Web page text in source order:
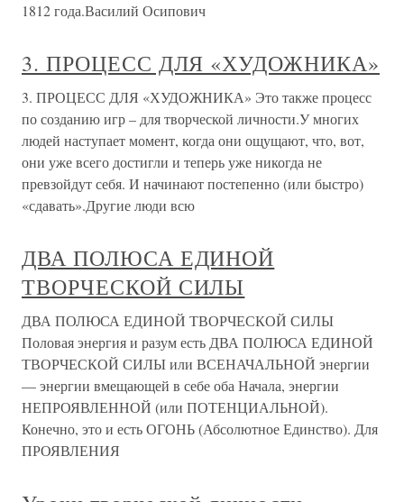
1812 года.Василий Осипович
3. ПРОЦЕСС ДЛЯ «ХУДОЖНИКА»
3. ПРОЦЕСС ДЛЯ «ХУДОЖНИКА» Это также процесс
по созданию игр – для творческой личности.У многих
людей наступает момент, когда они ощущают, что, вот,
они уже всего достигли и теперь уже никогда не
превзойдут себя. И начинают постепенно (или быстро)
«сдавать».Другие люди всю
ДВА ПОЛЮСА ЕДИНОЙ
ТВОРЧЕСКОЙ СИЛЫ
ДВА ПОЛЮСА ЕДИНОЙ ТВОРЧЕСКОЙ СИЛЫ
Половая энергия и разум есть ДВА ПОЛЮСА ЕДИНОЙ
ТВОРЧЕСКОЙ СИЛЫ или ВСЕНАЧАЛЬНОЙ энергии
— энергии вмещающей в себе оба Начала, энергии
НЕПРОЯВЛЕННОЙ (или ПОТЕНЦИАЛЬНОЙ).
Конечно, это и есть ОГОНЬ (Абсолютное Единство). Для
ПРОЯВЛЕНИЯ